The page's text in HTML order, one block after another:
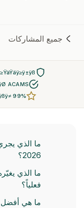
جميع المشاركات
ACAMS
99%
ما الذي
2026؟
فعلياً؟
ما هي أفضل